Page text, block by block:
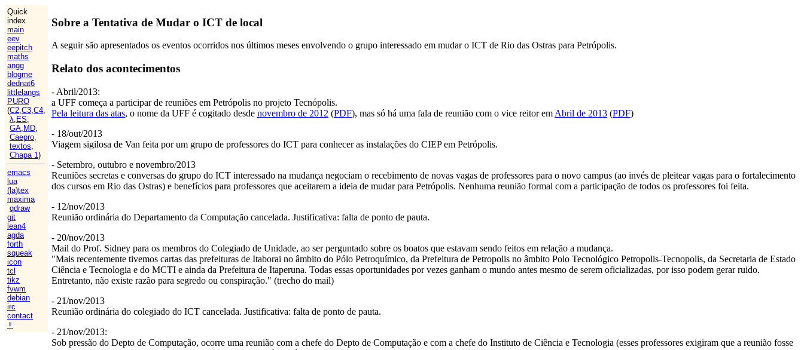
Quick
index
main
eev
eepitch
maths
angg
blogme
dednat6
littlelangs
PURO
(C2,C3,C4,
λ, ES,
GA, MD,
Caepro,
textos,
Chapa 1)
emacs
lua
(la)tex
maxima
qdraw
git
lean4
agda
forth
squeak
icon
tcl
tikz
fvwm
debian
irc
contact
☿
Sobre a Tentativa de Mudar o ICT de local
A seguir são apresentados os eventos ocorridos nos últimos meses envolvendo o grupo interessado em mudar o ICT de Rio das Ostras para Petrópolis.
Relato dos acontecimentos
- Abril/2013:
a UFF começa a participar de reuniões em Petrópolis no projeto Tecnópolis.
Pela leitura das atas, o nome da UFF é cogitado desde novembro de 2012 (PDF), mas só há uma fala de reunião com o vice reitor em Abril de 2013 (PDF)
- 18/out/2013
Viagem sigilosa de Van feita por um grupo de professores do ICT para conhecer as instalações do CIEP em Petrópolis.
- Setembro, outubro e novembro/2013
Reuniões secretas e conversas do grupo do ICT interessado na mudança negociam o recebimento de novas vagas de professores para o novo campus (ao invés de pleitear vagas para o fortalecimento
dos cursos em Rio das Ostras) e benefícios para professores que aceitarem a ideia de mudar para Petrópolis. Nenhuma reunião formal com a participação de todos os professores foi feita.
- 12/nov/2013
Reunião ordinária do Departamento da Computação cancelada. Justificativa: falta de ponto de pauta.
- 20/nov/2013
Mail do Prof. Sidney para os membros do Colegiado de Unidade, ao ser perguntado sobre os boatos que estavam sendo feitos em relação a mudança.
"Mais recentemente tivemos cartas das prefeituras de Itaborai no âmbito do Pólo Petroquímico, da Prefeitura de Petropolis no âmbito Polo Tecnológico Petropolis-Tecnopolis, da Secretaria de Estado
Ciência e Tecnologia e do MCTI e ainda da Prefeitura de Itaperuna. Todas essas oportunidades por vezes ganham o mundo antes mesmo de serem oficializadas, por isso podem gerar ruido.
Entretanto, não existe razão para segredo ou conspiração." (trecho do mail)
- 21/nov/2013
Reunião ordinária do colegiado do ICT cancelada. Justificativa: falta de ponto de pauta.
- 21/nov/2013:
Sob pressão do Depto de Computação, ocorre uma reunião com a chefe do Depto de Computação e com a chefe do Instituto de Ciência e Tecnologia (esses professores exigiram que a reunião fosse